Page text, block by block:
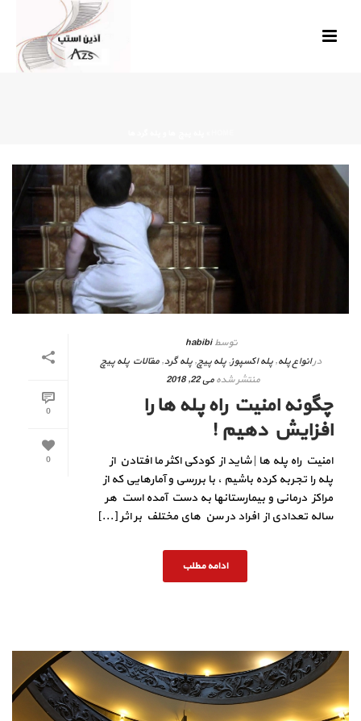
0
0
توسط habibi
درانواع پله,پله اکسپوز,پله پیچ,پله گرد,مقالات پله پیچ
منتشر شده می 22, 2018
چگونه امنیت راه پله ها را
افزایش دهیم !
امنیت راه پله ها | شاید از کودکی اکثر ما افتادن از
پله را تجربه کرده باشیم ، با بررسی و آمارهایی که از
مراکز درمانی و بیمارستانها به دست آمده است هر
ساله تعدادی از افراد در سن های مختلف بر اثر [...]
ادامه مطلب